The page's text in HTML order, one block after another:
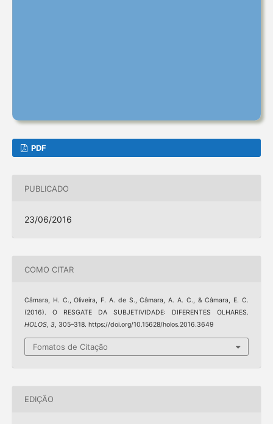
PDF
PUBLICADO
23/06/2016
COMO CITAR
Câmara, H. C., Oliveira, F. A. de S., Câmara, A. A. C., & Câmara, E. C.
(2016). O RESGATE DA SUBJETIVIDADE: DIFERENTES OLHARES.
HOLOS, 3, 305–318. https://doi.org/10.15628/holos.2016.3649
Fomatos de Citação
EDIÇÃO